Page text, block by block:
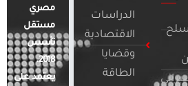
الدراسات
الاقتصادية
وقضايا
الطاقة
مصري
مستقل
تأسس
2018.
يعتمد على